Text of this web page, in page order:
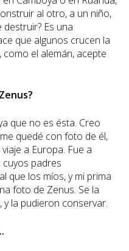
al otro, a un niño,
Es una
que algunos crucen la
el alemán, acepte
que no es ésta. Creo
quedé con foto de él,
a Europa. Fue a
cuyos padres
que los míos, y mi prima
foto de Zenus. Se la
la pudieron conservar.